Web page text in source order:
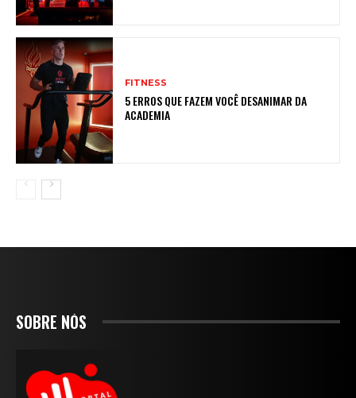
FITNESS
5 ERROS QUE FAZEM VOCÊ DESANIMAR DA
ACADEMIA
SOBRE NÓS